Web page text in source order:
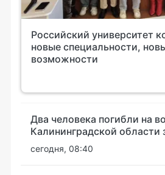
Российский университет
новые специальности,
возможности
Два человека погибли на
Калининградской области
сегодня, 08:40